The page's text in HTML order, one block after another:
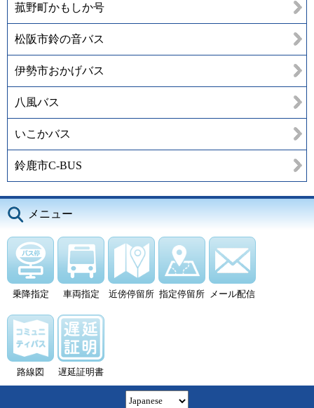
菰野町かもしか号
松阪市鈴の音バス
伊勢市おかげバス
八風バス
いこかバス
鈴鹿市C-BUS
メニュー
乗降指定 車両指定 近傍停留所 指定停留所 メール配信
路線図 遅延証明書